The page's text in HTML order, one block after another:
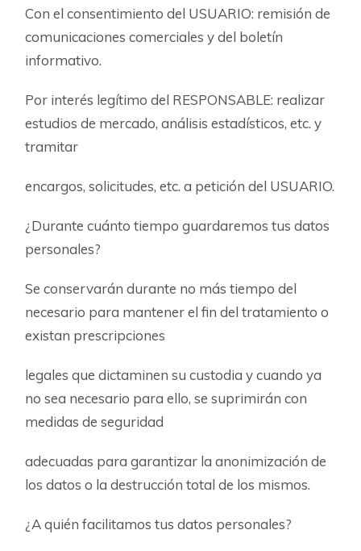
Con el consentimiento del USUARIO: remisión de
comunicaciones comerciales y del boletín
informativo.
Por interés legítimo del RESPONSABLE: realizar
estudios de mercado, análisis estadísticos, etc. y
tramitar
encargos, solicitudes, etc. a petición del USUARIO.
¿Durante cuánto tiempo guardaremos tus datos
personales?
Se conservarán durante no más tiempo del
necesario para mantener el fin del tratamiento o
existan prescripciones
legales que dictaminen su custodia y cuando ya
no sea necesario para ello, se suprimirán con
medidas de seguridad
adecuadas para garantizar la anonimización de
los datos o la destrucción total de los mismos.
¿A quién facilitamos tus datos personales?